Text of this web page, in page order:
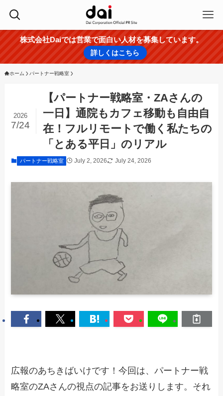
株式会社Daiでは営業で面白い人材を募集しています。
詳しくはこちら
ホーム パートナー戦略室
【パートナー戦略室・ZAさんの
一日】通院もカフェ移動も自由自
在！フルリモートで働く私たちの
「とある平日」のリアル
2026
7/24
パートナー戦略室 July 2, 2026 July 24, 2026
広報のあちきばいけです！今回は、パートナー戦
略室のZAさんの視点の記事をお送りします。それ